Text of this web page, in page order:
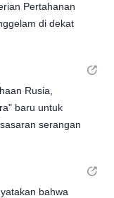
Pertahanan
di dekat
Rusia,
baru untuk
serangan
bahwa